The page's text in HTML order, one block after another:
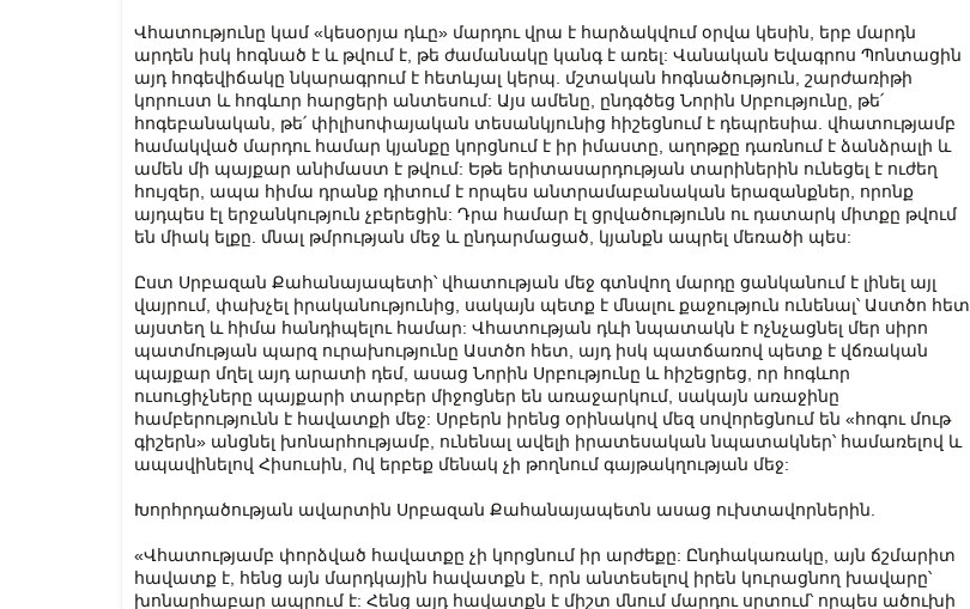
Վհատությունը կամ «կեսօրյա դևը» մարդու վրա է հարձակվում օրվա կեսին, երբ մարդն
արդեն իսկ հոգնած է և թվում է, թե ժամանակը կանգ է առել: Վանական Եվագրոս Պոնտացին
այդ հոգեվիճակը նկարագրում է հետևյալ կերպ. մշտական ​​հոգնածություն, շարժառիթի
կորուստ և հոգևոր հարցերի անտեսում: Այս ամենը, ընդգծեց Նորին Սրբությունը, թե՛
հոգեբանական, թե՛ փիլիսոփայական տեսանկյունից հիշեցնում է դեպրեսիա. վհատությամբ
համակված մարդու համար կյանքը կորցնում է իր իմաստը, աղոթքը դառնում է ձանձրալի և
ամեն մի պայքար անիմաստ է թվում: Եթե երիտասարդության տարիներին ունեցել է ուժեղ
հույզեր, ապա հիմա դրանք դիտում է որպես անտրամաբանական երազանքներ, որոնք
այդպես էլ երջանկություն չբերեցին: Դրա համար էլ ցրվածությունն ու դատարկ միտքը թվում
են միակ ելքը. մնալ թմրության մեջ և ընդարմացած, կյանքն ապրել մեռածի պես:
Ըստ Սրբազան Քահանայապետի՝ վհատության մեջ գտնվող մարդը ցանկանում է լինել այլ
վայրում, փախչել իրականությունից, սակայն պետք է մնալու քաջություն ունենալ՝ Աստծո հետ
այստեղ և հիմա հանդիպելու համար: Վհատության դևի նպատակն է ոչնչացնել մեր սիրո
պատմության պարզ ուրախությունը Աստծո հետ, այդ իսկ պատճառով պետք է վճռական
պայքար մղել այդ արատի դեմ, ասաց Նորին Սրբությունը և հիշեցրեց, որ հոգևոր
ուսուցիչները պայքարի տարբեր միջոցներ են առաջարկում, սակայն առաջինը
համբերությունն է հավատքի մեջ: Սրբերն իրենց օրինակով մեզ սովորեցնում են «հոգու մութ
գիշերն» անցնել խոնարհությամբ, ունենալ ավելի իրատեսական նպատակներ՝ համառելով և
ապավինելով Հիսուսին, Ով երբեք մենակ չի թողնում գայթակղության մեջ:
Խորհրդածության ավարտին Սրբազան Քահանայապետն ասաց ուխտավորներին.
«Վհատությամբ փորձված հավատքը չի կորցնում իր արժեքը: Ընդհակառակը, այն ճշմարիտ
հավատք է, հենց այն մարդկային հավատքն է, որն անտեսելով իրեն կուրացնող խավարը՝
խոնարհաբար ապրում է: Հենց այդ հավատքն է միշտ մնում մարդու սրտում՝ որպես ածուխի